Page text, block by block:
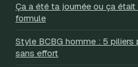
Ça a été ta journée ou ça
formule
Style BCBG homme : 5
sans effort